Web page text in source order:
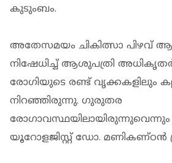
കുടുംബം.
അതേസമയം ചികിത്സാ പിഴവ്
നിഷേധിച്ച് ആശുപത്രി
രോഗിയുടെ രണ്ട് വൃക്കകളിലും
നിറഞ്ഞിരുന്നു. ഗുരുതര
യൂറോളജിസ്റ്റ് ഡോ. മണികണ്ഠന്‍